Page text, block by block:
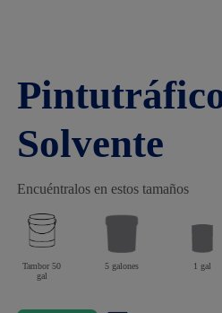
Solvente
Encuéntralos en estos tamaños
Tambor 50
gal
5 galones 1 gal